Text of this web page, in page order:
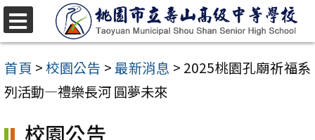
跳
至
主
要
容
首頁 >校園公告 >最新消息 > 2025桃園孔廟祈福系
列活動—禮樂長河 圓夢未來
校園公告
選
單